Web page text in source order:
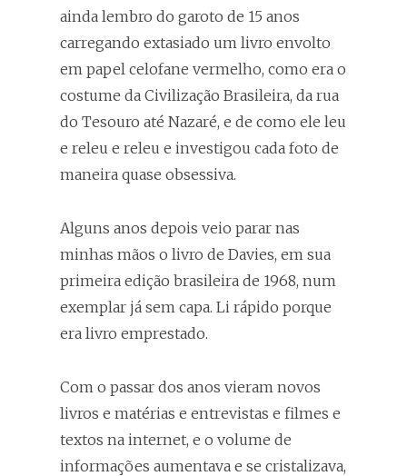
ainda lembro do garoto de 15 anos
carregando extasiado um livro envolto
em papel celofane vermelho, como era o
costume da Civilização Brasileira, da rua
do Tesouro até Nazaré, e de como ele leu
e releu e releu e investigou cada foto de
maneira quase obsessiva.
Alguns anos depois veio parar nas
minhas mãos o livro de Davies, em sua
primeira edição brasileira de 1968, num
exemplar já sem capa. Li rápido porque
era livro emprestado.
Com o passar dos anos vieram novos
livros e matérias e entrevistas e filmes e
textos na internet, e o volume de
informações aumentava e se cristalizava,